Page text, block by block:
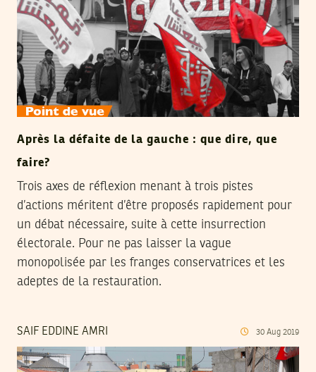
Après la défaite de la gauche : que dire, que
faire?
Trois axes de réflexion menant à trois pistes
d’actions méritent d’être proposés rapidement pour
un débat nécessaire, suite à cette insurrection
électorale. Pour ne pas laisser la vague
monopolisée par les franges conservatrices et les
adeptes de la restauration.
SAIF EDDINE AMRI 30 Aug 2019